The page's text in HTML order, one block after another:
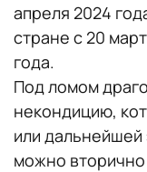
апреля 2024
стране с 20
года.
Под ломом
некондицию,
или дальнейшей
можно